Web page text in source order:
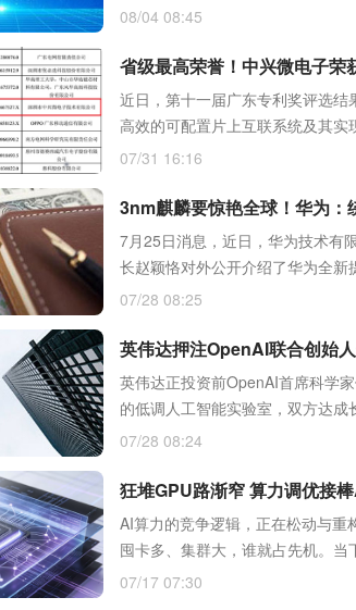
08/04 08:45
省级最高荣誉！中兴微电子荣
近日，第十一届广东专利奖评选结
高效的可配置片上互联系统及其实
07/31 16:16
3nm麒麟要惊艳全球！华为：
7月25日消息，近日，华为技术有
长赵颖恪对外公开介绍了华为全
07/28 08:25
英伟达押注OpenAI联合创始
英伟达正投资前OpenAI首席科学
的低调人工智能实验室，双方达成
07/28 08:24
狂堆GPU路渐窄 算力调优接
AI算力的竞争逻辑，正在松动与
囤卡多、集群大，谁就占先机。当
07/17 07:30